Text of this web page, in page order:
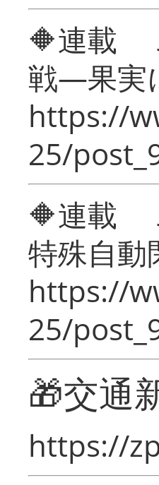
🔶連載
戦―果実
https://
25/
🔶連載
特殊自動
https://
25/
🎁交通
https://